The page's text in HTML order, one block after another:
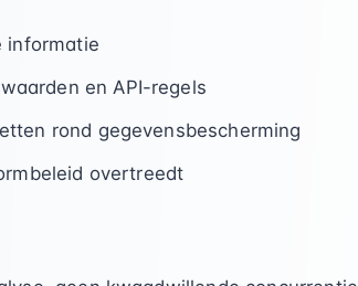
informatie
en API-regels
rond gegevensbescherming
overtreedt